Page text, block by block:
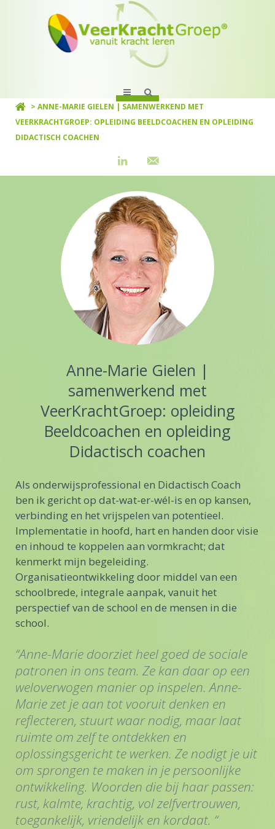
> ANNE-MARIE GIELEN | SAMENWERKEND MET
VEERKRACHTGROEP: OPLEIDING BEELDCOACHEN EN OPLEIDING
DIDACTISCH COACHEN
Anne-Marie Gielen |
samenwerkend met
VeerKrachtGroep: opleiding
Beeldcoachen en opleiding
Didactisch coachen
Als onderwijsprofessional en Didactisch Coach
ben ik gericht op dat-wat-er-wél-is en op kansen,
verbinding en het vrijspelen van potentieel.
Implementatie in hoofd, hart en handen door visie
en inhoud te koppelen aan vormkracht; dat
kenmerkt mijn begeleiding.
Organisatieontwikkeling door middel van een
schoolbrede, integrale aanpak, vanuit het
perspectief van de school en de mensen in die
school.
“Anne-Marie doorziet heel goed de sociale
patronen in ons team. Ze kan daar op een
weloverwogen manier op inspelen. Anne-
Marie zet je aan tot vooruit denken en
reflecteren, stuurt waar nodig, maar laat
ruimte om zelf te ontdekken en
oplossingsgericht te werken. Ze nodigt je uit
om sprongen te maken in je persoonlijke
ontwikkeling. Woorden die bij haar passen:
rust, kalmte, krachtig, vol zelfvertrouwen,
toegankelijk, vriendelijk en kordaat. “